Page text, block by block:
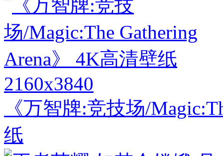
2160x3840
《万智牌:竞技场/
纸